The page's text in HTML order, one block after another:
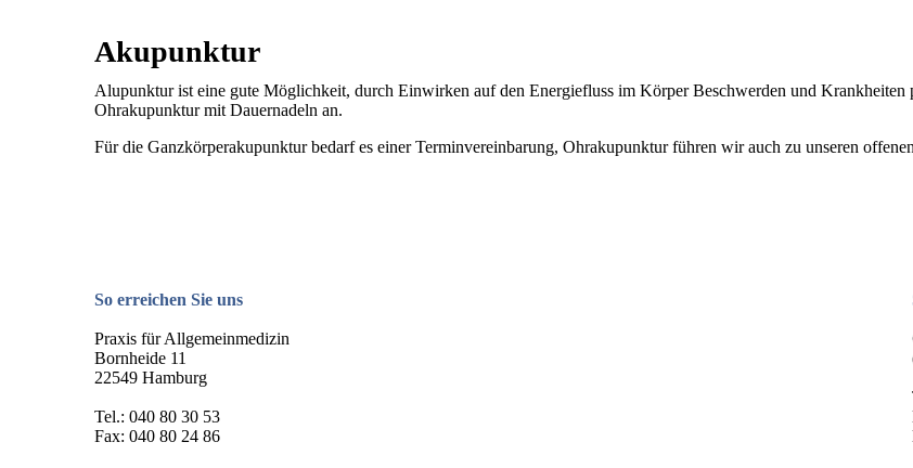
Akupunktur
Alupunktur ist eine gute Möglichkeit, durch Einwirken auf den Energiefluss im Körper Beschwerden und
Ohrakupunktur mit Dauernadeln an.
Für die Ganzkörperakupunktur bedarf es einer Terminvereinbarung, Ohrakupunktur führen wir auch zu unseren
So erreichen Sie uns
Praxis für Allgemeinmedizin
Bornheide 11
22549 Hamburg
Tel.: 040 80 30 53
Fax: 040 80 24 86